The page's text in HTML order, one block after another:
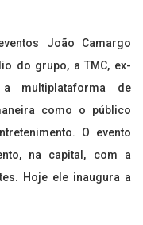
João Camargo
do grupo, a TMC, ex-
multiplataforma de
como o público
O evento
na capital, com a
Hoje ele inaugura a